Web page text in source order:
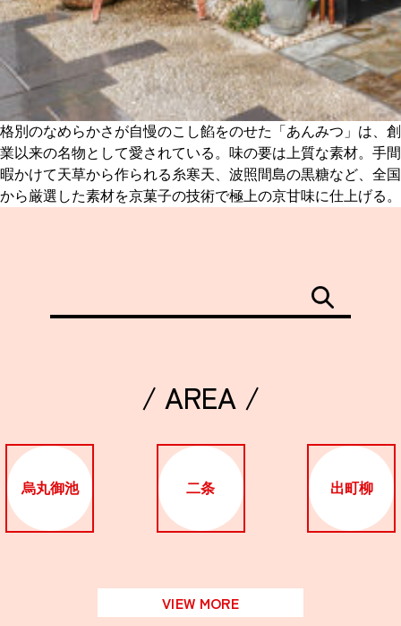
格別のなめらかさが自慢のこし餡をのせた「あんみつ」は、創
業以来の名物として愛されている。味の要は上質な素材。手間
暇かけて天草から作られる糸寒天、波照間島の黒糖など、全国
から厳選した素材を京菓子の技術で極上の京甘味に仕上げる。
/ AREA /
烏丸御池 二条 出町柳
VIEW MORE